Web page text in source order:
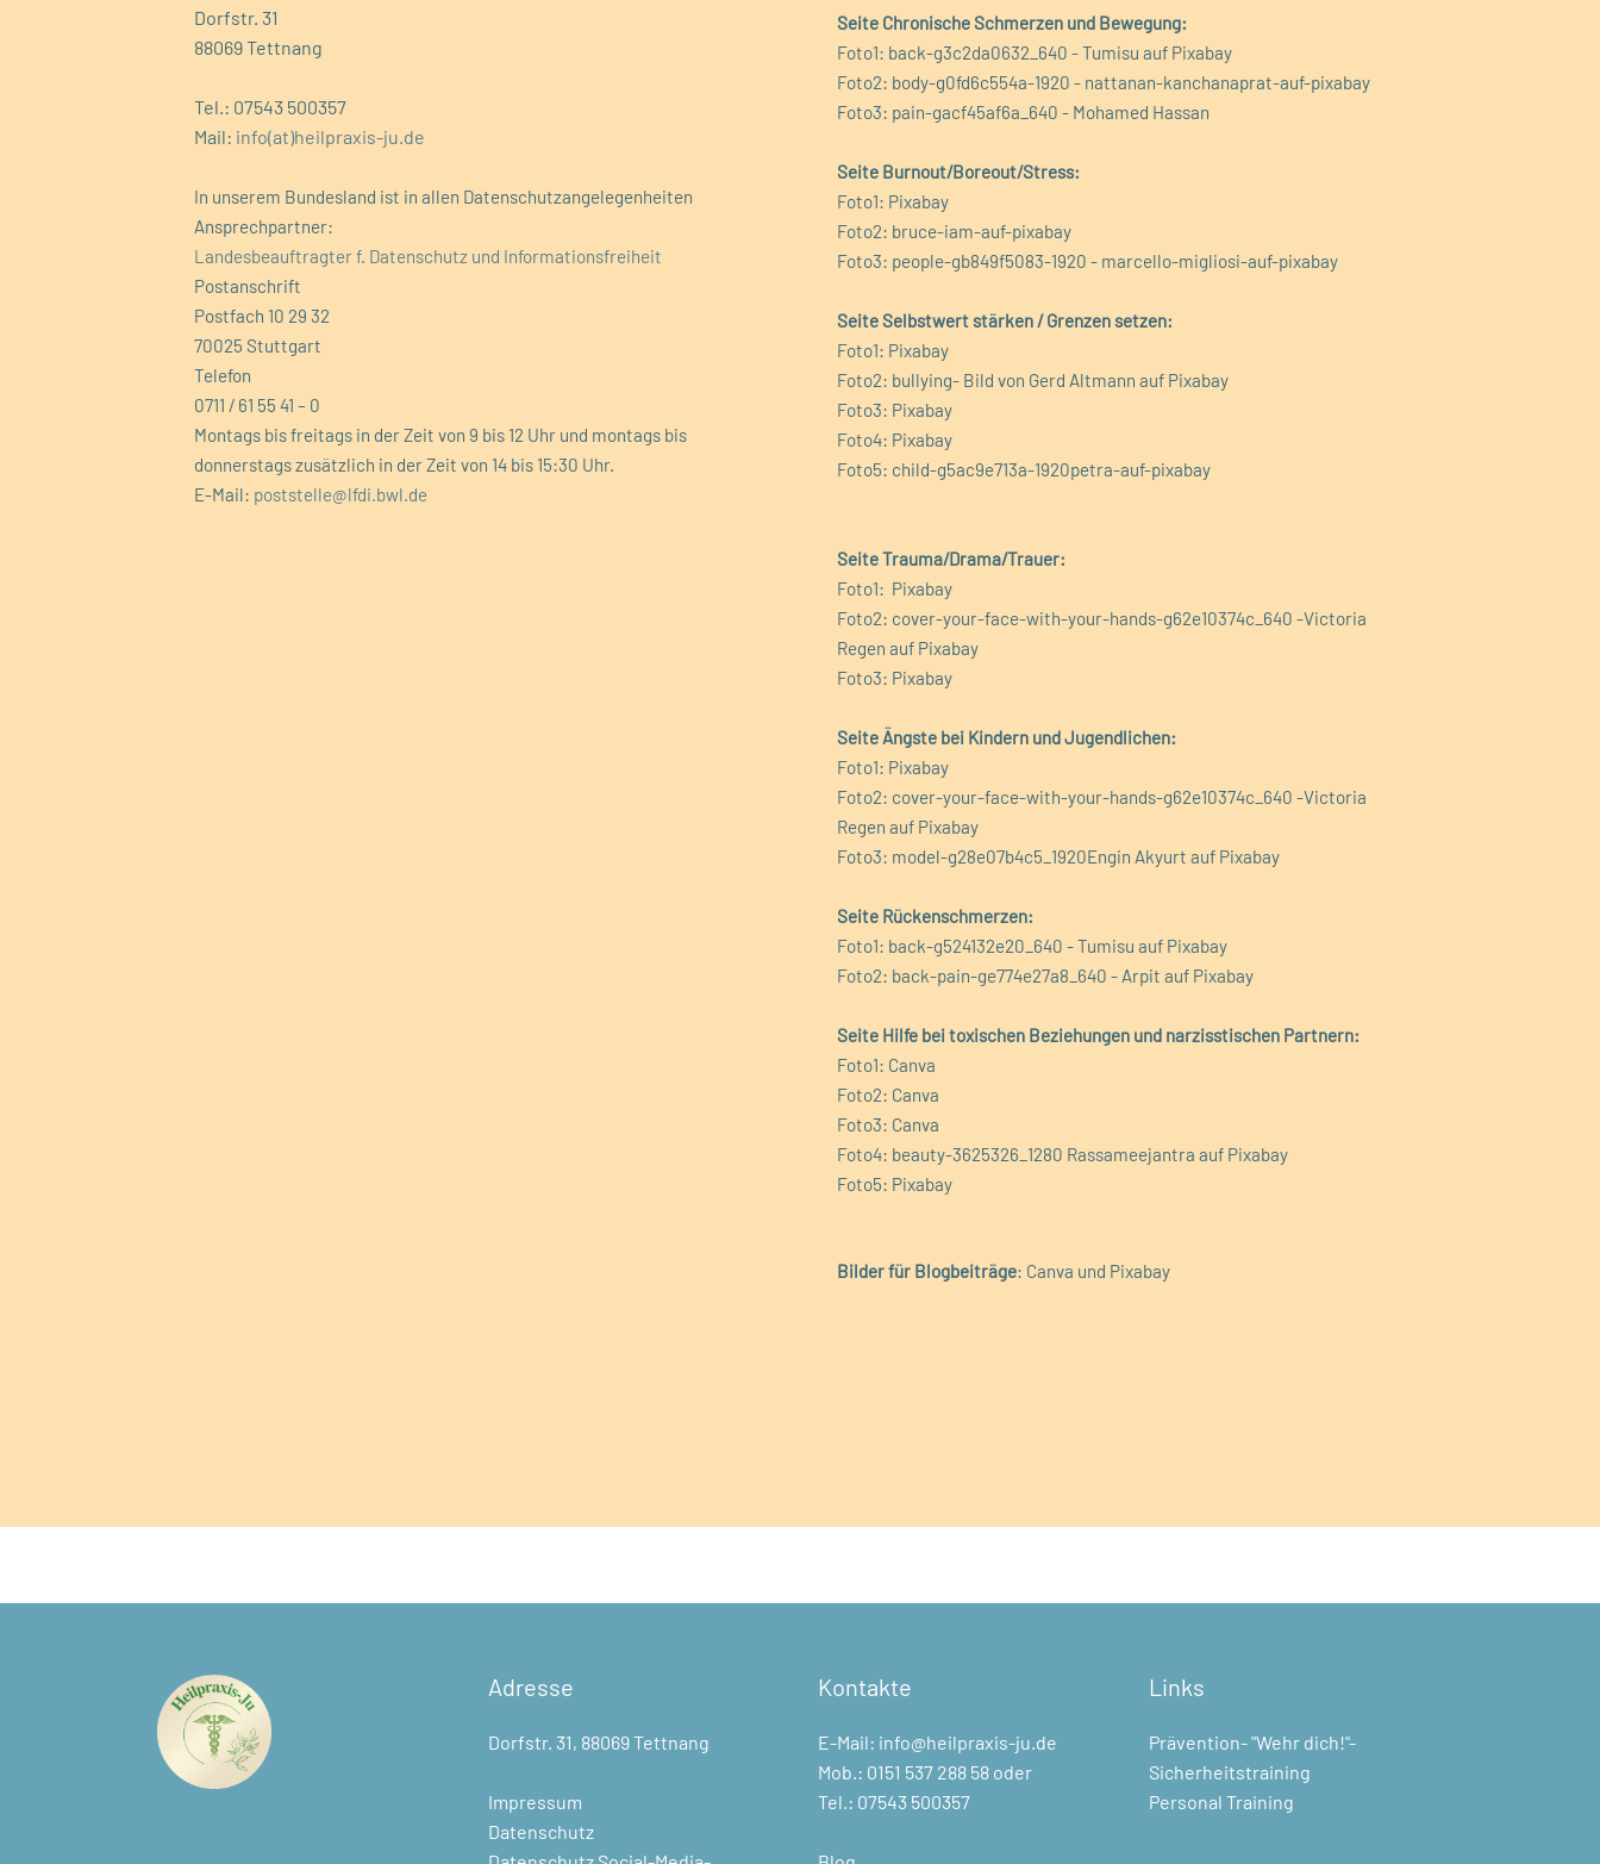
Dorfstr. 31
88069 Tettnang
Tel.: 07543 500357
Mail: info(at)heilpraxis-ju.de
In unserem Bundesland ist in allen Datenschutzangelegenheiten
Ansprechpartner:
Landesbeauftragter f. Datenschutz und Informationsfreiheit
Postanschrift
Postfach 10 29 32
70025 Stuttgart
Telefon
0711 / 61 55 41 – 0
Montags bis freitags in der Zeit von 9 bis 12 Uhr und montags bis
donnerstags zusätzlich in der Zeit von 14 bis 15:30 Uhr.
E-Mail: poststelle@lfdi.bwl.de
Seite Chronische Schmerzen und Bewegung:
Foto1: back-g3c2da0632_640 - Tumisu auf Pixabay
Foto2: body-g0fd6c554a-1920 - nattanan-kanchanaprat-auf-pixabay
Foto3: pain-gacf45af6a_640 - Mohamed Hassan
Seite Burnout/Boreout/Stress:
Foto1: Pixabay
Foto2: bruce-iam-auf-pixabay
Foto3: people-gb849f5083-1920 - marcello-migliosi-auf-pixabay
Seite Selbstwert stärken / Grenzen setzen:
Foto1: Pixabay
Foto2: bullying- Bild von Gerd Altmann auf Pixabay
Foto3: Pixabay
Foto4: Pixabay
Foto5: child-g5ac9e713a-1920petra-auf-pixabay
Seite Trauma/Drama/Trauer:
Foto1: Pixabay
Foto2: cover-your-face-with-your-hands-g62e10374c_640 -Victoria
Regen auf Pixabay
Foto3: Pixabay
Seite Ängste bei Kindern und Jugendlichen:
Foto1: Pixabay
Foto2: cover-your-face-with-your-hands-g62e10374c_640 -Victoria
Regen auf Pixabay
Foto3: model-g28e07b4c5_1920Engin Akyurt auf Pixabay
Seite Rückenschmerzen:
Foto1: back-g524132e20_640 - Tumisu auf Pixabay
Foto2: back-pain-ge774e27a8_640 - Arpit auf Pixabay
Seite Hilfe bei toxischen Beziehungen und narzisstischen Partnern:
Foto1: Canva
Foto2: Canva
Foto3: Canva
Foto4: beauty-3625326_1280 Rassameejantra auf Pixabay
Foto5: Pixabay
Bilder für Blogbeiträge: Canva und Pixabay
Adresse
Dorfstr. 31, 88069 Tettnang
Impressum
Datenschutz
Kontakte
E-Mail: info@heilpraxis-ju.de
Mob.: 0151 537 288 58 oder
Tel.: 07543 500357
Links
Prävention- "Wehr dich!"-
Sicherheitstraining
Personal Training